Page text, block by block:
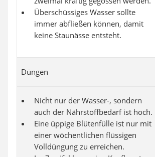
Überschüssiges Wasser sollte
immer abfließen können, damit
keine Staunässe entsteht.
Düngen
Nicht nur der Wasser-, sondern
auch der Nährstoffbedarf ist hoch.
Eine üppige Blütenfülle ist nur mit
einer wöchentlichen flüssigen
Volldüngung zu erreichen.